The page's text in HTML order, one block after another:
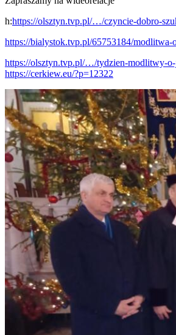
h:https://olsztyn.tvp.pl/…/czyncie-dobro-
https://bialystok.tvp.pl/65753184/modlitwa-
https://olsztyn.tvp.pl/…/tydzien-modlitwy-
https://cerkiew.eu/?p=12322